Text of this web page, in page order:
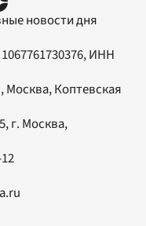
новости дня
ИНН
Москва, Коптевская
, г. Москва,